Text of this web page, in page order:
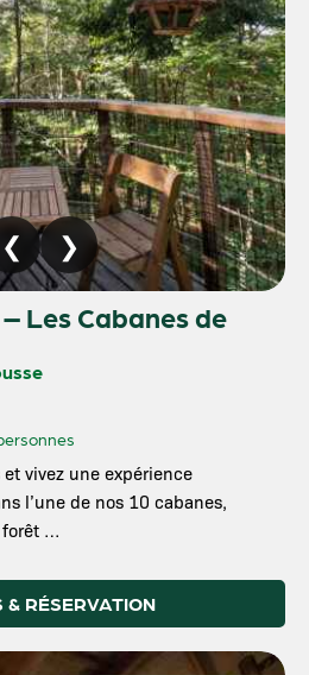
Les Cabanes de
vivez une expérience
l’une de nos 10 cabanes,
forêt …
& RÉSERVATION